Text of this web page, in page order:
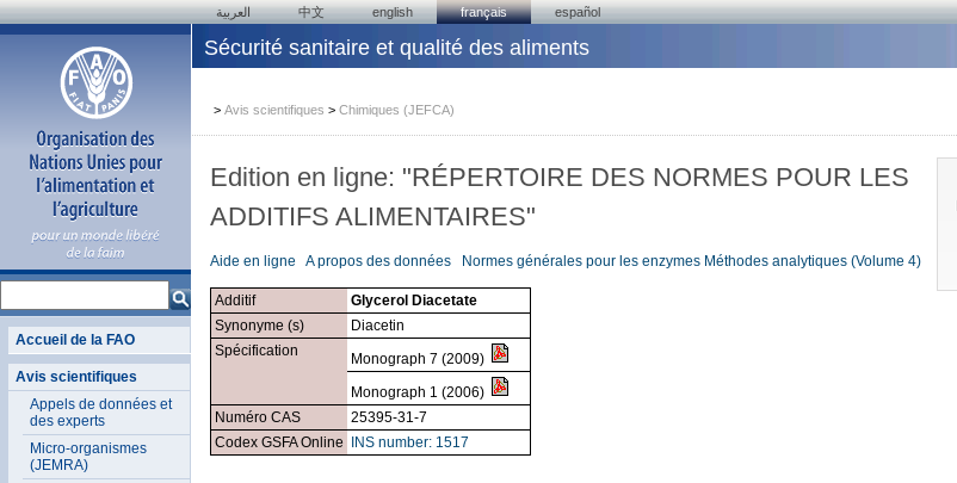
العربية 中文 english français español
Accueil de la FAO
Avis scientifiques
Appels de données et
des experts
Micro-organismes
(JEMRA)
Sécurité sanitaire et qualité des aliments
> Avis scientifiques > Chimiques (JEFCA)
Edition en ligne: "RÉPERTOIRE DES NORMES POUR LES
ADDITIFS ALIMENTAIRES"
Aide en ligne A propos des données Normes générales pour les enzymes Méthodes analytiques (Volume 4)
Additif
Glycerol Diacetate
Synonyme (s)
Diacetin
Spécification
Monograph 7 (2009)
Monograph 1 (2006)
Numéro CAS
25395-31-7
Codex GSFA Online
INS number: 1517